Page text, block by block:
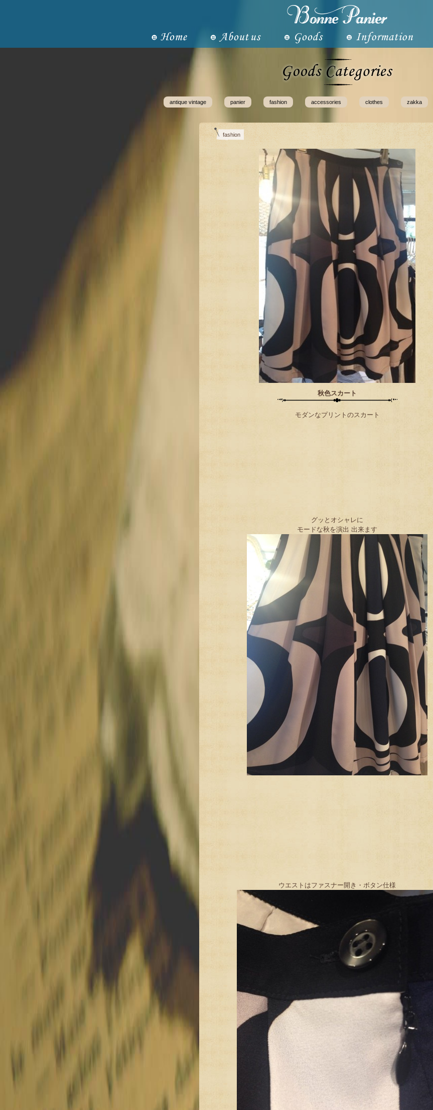
antique vintage panier fashion accessories clothes zakka
fashion
秋色スカート
モダンなプリントのスカート
グッとオシャレに
モードな秋を演出 出来ます
ウエストはファスナー開き・ボタン仕様